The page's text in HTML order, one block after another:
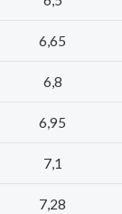
6,65
6,8
6,95
7,1
7,28